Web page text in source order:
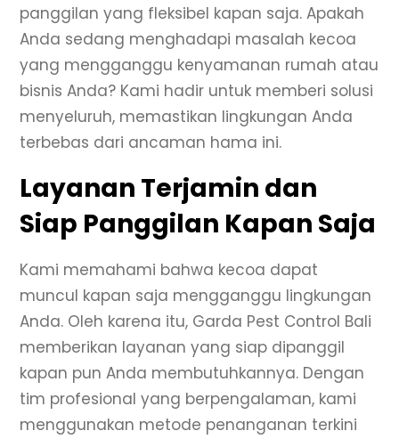
panggilan yang fleksibel kapan saja. Apakah
Anda sedang menghadapi masalah kecoa
yang mengganggu kenyamanan rumah atau
bisnis Anda? Kami hadir untuk memberi solusi
menyeluruh, memastikan lingkungan Anda
terbebas dari ancaman hama ini.
Layanan Terjamin dan
Siap Panggilan Kapan Saja
Kami memahami bahwa kecoa dapat
muncul kapan saja mengganggu lingkungan
Anda. Oleh karena itu, Garda Pest Control Bali
memberikan layanan yang siap dipanggil
kapan pun Anda membutuhkannya. Dengan
tim profesional yang berpengalaman, kami
menggunakan metode penanganan terkini